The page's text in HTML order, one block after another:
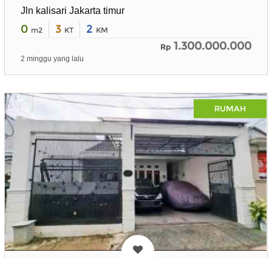
Jln kalisari Jakarta timur
0 m2 3 KT 2 KM
Rp 1.300.000.000
2 minggu yang lalu
RUMAH